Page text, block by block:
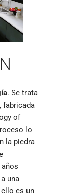
. Se trata
fabricada
of
lo
la piedra
una
es un